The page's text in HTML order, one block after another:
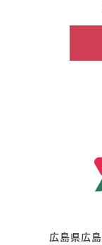
広島県広